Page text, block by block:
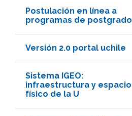
Postulación en línea a
programas de postgrado
Versión 2.0 portal uchile
Sistema IGEO:
infraestructura y espacio
físico de la U